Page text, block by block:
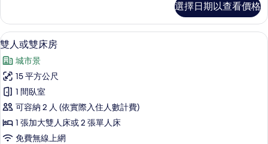
有
相
片
的
詳
情
選擇日期以查看價格
顯
示
雙
人
或
雙
床
高級寢具、客房內保險箱、隔音、熨
9
雙人或雙床房
城市景
15 平方公尺
1 間臥室
可容納 2 人 (依實際入住人數計費)
1 張加大雙人床或 2 張單人床
免費無線上網